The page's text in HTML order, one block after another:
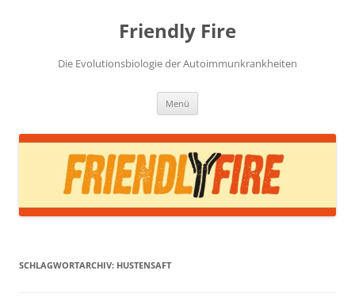
Friendly Fire
Die Evolutionsbiologie der Autoimmunkrankheiten
Menü
SCHLAGWORTARCHIV: HUSTENSAFT